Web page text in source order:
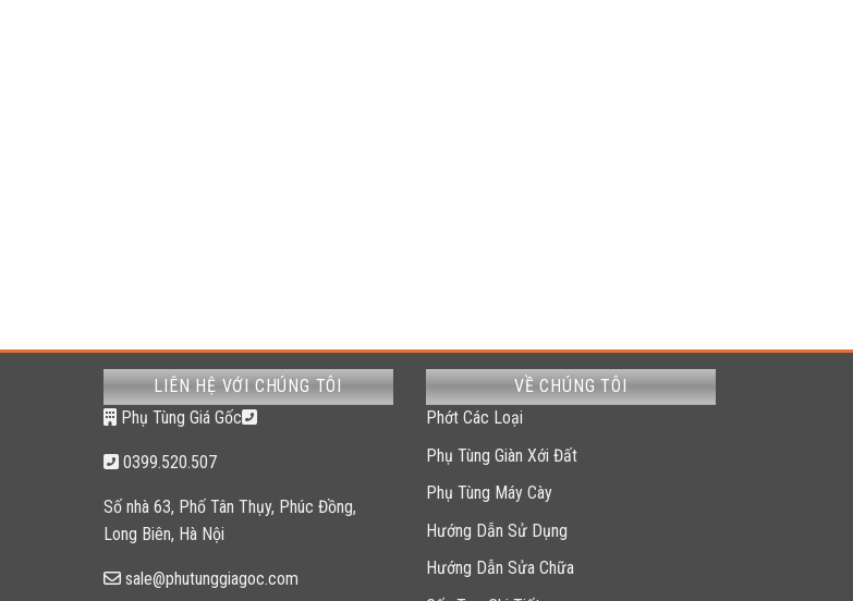
LIÊN HỆ VỚI CHÚNG TÔI
Phụ Tùng Giá Gốc
0399.520.507
Số nhà 63, Phố Tân Thụy, Phúc Đồng,
Long Biên, Hà Nội
sale@phutunggiagoc.com
VỀ CHÚNG TÔI
Phớt Các Loại
Phụ Tùng Giàn Xới Đất
Phụ Tùng Máy Cày
Hướng Dẫn Sử Dụng
Hướng Dẫn Sửa Chữa